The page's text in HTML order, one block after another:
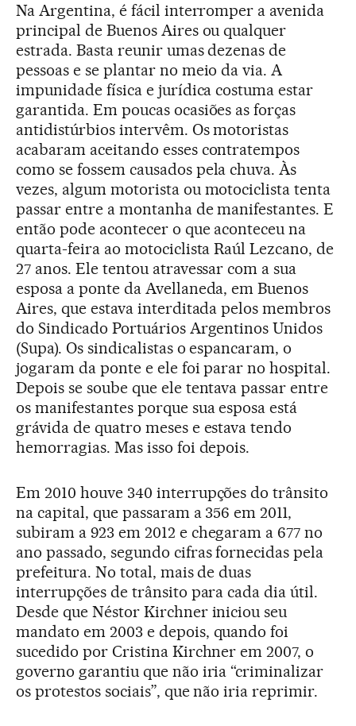
Na Argentina, é fácil interromper a avenida
principal de Buenos Aires ou qualquer
estrada. Basta reunir umas dezenas de
pessoas e se plantar no meio da via. A
impunidade física e jurídica costuma estar
garantida. Em poucas ocasiões as forças
antidistúrbios intervêm. Os motoristas
acabaram aceitando esses contratempos
como se fossem causados pela chuva. Às
vezes, algum motorista ou motociclista tenta
passar entre a montanha de manifestantes. E
então pode acontecer o que aconteceu na
quarta-feira ao motociclista Raúl Lezcano, de
27 anos. Ele tentou atravessar com a sua
esposa a ponte da Avellaneda, em Buenos
Aires, que estava interditada pelos membros
do Sindicado Portuários Argentinos Unidos
(Supa). Os sindicalistas o espancaram, o
jogaram da ponte e ele foi parar no hospital.
Depois se soube que ele tentava passar entre
os manifestantes porque sua esposa está
grávida de quatro meses e estava tendo
hemorragias. Mas isso foi depois.
Em 2010 houve 340 interrupções do trânsito
na capital, que passaram a 356 em 2011,
subiram a 923 em 2012 e chegaram a 677 no
ano passado, segundo cifras fornecidas pela
prefeitura. No total, mais de duas
interrupções de trânsito para cada dia útil.
Desde que Néstor Kirchner iniciou seu
mandato em 2003 e depois, quando foi
sucedido por Cristina Kirchner em 2007, o
governo garantiu que não iria “criminalizar
os protestos sociais”, que não iria reprimir.